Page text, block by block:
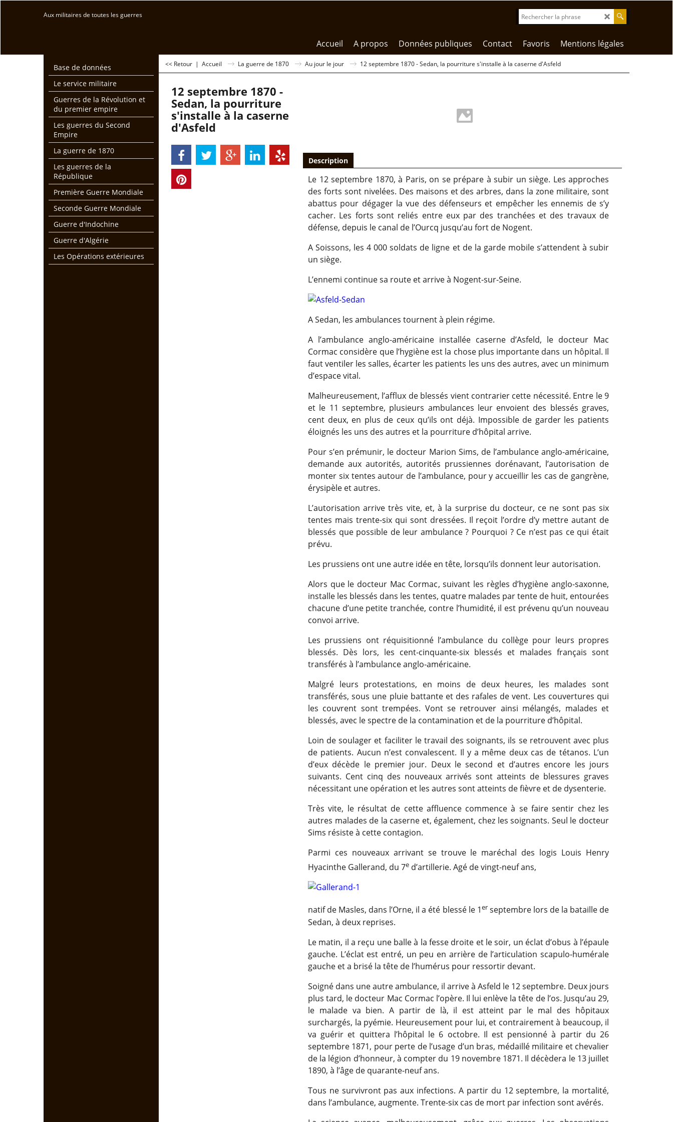
Aux militaires de toutes les guerres
Accueil A propos Données publiques Contact Favoris Mentions légales
Base de données
Le service militaire
Guerres de la Révolution et
du premier empire
Les guerres du Second
Empire
La guerre de 1870
Les guerres de la
République
Première Guerre Mondiale
Seconde Guerre Mondiale
Guerre d'Indochine
Guerre d'Algérie
Les Opérations extérieures
<< Retour | Accueil La guerre de 1870 Au jour le jour 12 septembre 1870 - Sedan, la pourriture s'installe à la caserne d'Asfeld
12 septembre 1870 -
Sedan, la pourriture
s'installe à la caserne
d'Asfeld
Description
Le 12 septembre 1870, à Paris, on se prépare à subir un siège. Les approches
des forts sont nivelées. Des maisons et des arbres, dans la zone militaire, sont
abattus pour dégager la vue des défenseurs et empêcher les ennemis de s’y
cacher. Les forts sont reliés entre eux par des tranchées et des travaux de
défense, depuis le canal de l’Ourcq jusqu’au fort de Nogent.
A Soissons, les 4 000 soldats de ligne et de la garde mobile s’attendent à subir
un siège.
L’ennemi continue sa route et arrive à Nogent-sur-Seine.
A Sedan, les ambulances tournent à plein régime.
A l’ambulance anglo-américaine installée caserne d’Asfeld, le docteur Mac
Cormac considère que l’hygiène est la chose plus importante dans un hôpital. Il
faut ventiler les salles, écarter les patients les uns des autres, avec un minimum
d’espace vital.
Malheureusement, l’afflux de blessés vient contrarier cette nécessité. Entre le 9
et le 11 septembre, plusieurs ambulances leur envoient des blessés graves,
cent deux, en plus de ceux qu’ils ont déjà. Impossible de garder les patients
éloignés les uns des autres et la pourriture d’hôpital arrive.
Pour s’en prémunir, le docteur Marion Sims, de l’ambulance anglo-américaine,
demande aux autorités, autorités prussiennes dorénavant, l’autorisation de
monter six tentes autour de l’ambulance, pour y accueillir les cas de gangrène,
érysipèle et autres.
L’autorisation arrive très vite, et, à la surprise du docteur, ce ne sont pas six
tentes mais trente-six qui sont dressées. Il reçoit l’ordre d’y mettre autant de
blessés que possible de leur ambulance ? Pourquoi ? Ce n’est pas ce qui était
prévu.
Les prussiens ont une autre idée en tête, lorsqu’ils donnent leur autorisation.
Alors que le docteur Mac Cormac, suivant les règles d’hygiène anglo-saxonne,
installe les blessés dans les tentes, quatre malades par tente de huit, entourées
chacune d’une petite tranchée, contre l’humidité, il est prévenu qu’un nouveau
convoi arrive.
Les prussiens ont réquisitionné l’ambulance du collège pour leurs propres
blessés. Dès lors, les cent-cinquante-six blessés et malades français sont
transférés à l’ambulance anglo-américaine.
Malgré leurs protestations, en moins de deux heures, les malades sont
transférés, sous une pluie battante et des rafales de vent. Les couvertures qui
les couvrent sont trempées. Vont se retrouver ainsi mélangés, malades et
blessés, avec le spectre de la contamination et de la pourriture d’hôpital.
Loin de soulager et faciliter le travail des soignants, ils se retrouvent avec plus
de patients. Aucun n’est convalescent. Il y a même deux cas de tétanos. L’un
d’eux décède le premier jour. Deux le second et d’autres encore les jours
suivants. Cent cinq des nouveaux arrivés sont atteints de blessures graves
nécessitant une opération et les autres sont atteints de fièvre et de dysenterie.
Très vite, le résultat de cette affluence commence à se faire sentir chez les
autres malades de la caserne et, également, chez les soignants. Seul le docteur
Sims résiste à cette contagion.
Parmi ces nouveaux arrivant se trouve le maréchal des logis Louis Henry
Hyacinthe Gallerand, du 7e d’artillerie. Agé de vingt-neuf ans,
natif de Masles, dans l’Orne, il a été blessé le 1erseptembre lors de la bataille de
Sedan, à deux reprises.
Le matin, il a reçu une balle à la fesse droite et le soir, un éclat d’obus à l’épaule
gauche. L’éclat est entré, un peu en arrière de l’articulation scapulo-humérale
gauche et a brisé la tête de l’humérus pour ressortir devant.
Soigné dans une autre ambulance, il arrive à Asfeld le 12 septembre. Deux jours
plus tard, le docteur Mac Cormac l’opère. Il lui enlève la tête de l’os. Jusqu’au 29,
le malade va bien. A partir de là, il est atteint par le mal des hôpitaux
surchargés, la pyémie. Heureusement pour lui, et contrairement à beaucoup, il
va guérir et quittera l’hôpital le 6 octobre. Il est pensionné à partir du 26
septembre 1871, pour perte de l’usage d’un bras, médaillé militaire et chevalier
de la légion d’honneur, à compter du 19 novembre 1871. Il décèdera le 13 juillet
1890, à l’âge de quarante-neuf ans.
Tous ne survivront pas aux infections. A partir du 12 septembre, la mortalité,
dans l’ambulance, augmente. Trente-six cas de mort par infection sont avérés.